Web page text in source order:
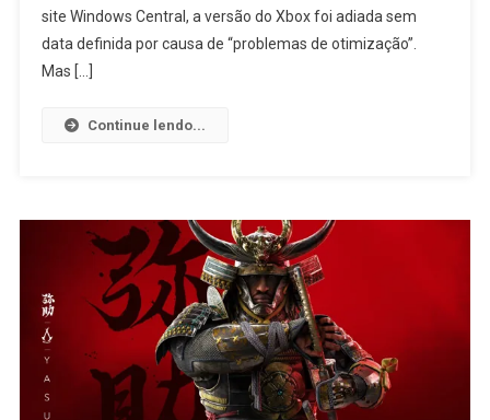
site Windows Central, a versão do Xbox foi adiada sem
data definida por causa de “problemas de otimização”.
Mas […]
Continue lendo...